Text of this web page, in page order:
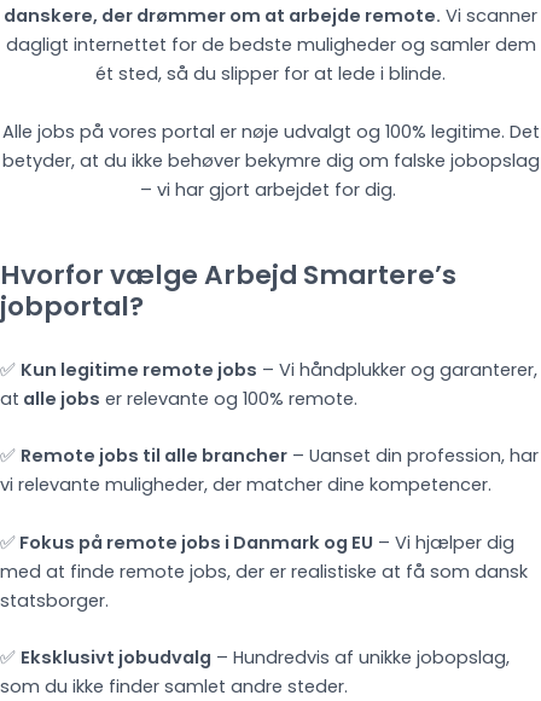
danskere, der drømmer om at arbejde remote. Vi scanner
dagligt internettet for de bedste muligheder og samler dem
ét sted, så du slipper for at lede i blinde.
Alle jobs på vores portal er nøje udvalgt og 100% legitime. Det
betyder, at du ikke behøver bekymre dig om falske jobopslag
– vi har gjort arbejdet for dig.
Hvorfor vælge Arbejd Smartere’s
jobportal?
✅ Kun legitime remote jobs – Vi håndplukker og garanterer,
at alle jobs er relevante og 100% remote.
✅ Remote jobs til alle brancher – Uanset din profession, har
vi relevante muligheder, der matcher dine kompetencer.
✅ Fokus på remote jobs i Danmark og EU – Vi hjælper dig
med at finde remote jobs, der er realistiske at få som dansk
statsborger.
✅ Eksklusivt jobudvalg – Hundredvis af unikke jobopslag,
som du ikke finder samlet andre steder.